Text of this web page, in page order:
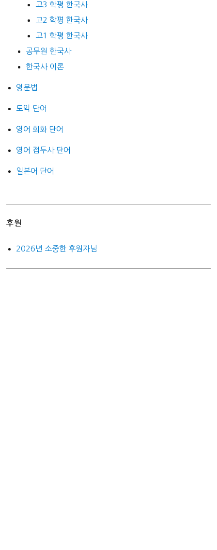
고3 학평 한국사
고2 학평 한국사
고1 학평 한국사
공무원 한국사
한국사 이론
영문법
토익 단어
영어 회화 단어
영어 접두사 단어
일본어 단어
후원
2026년 소중한 후원자님